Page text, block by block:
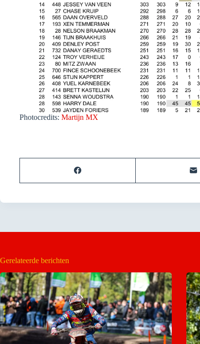
Photocredits: Martijn MX
Gerelateerde berichten